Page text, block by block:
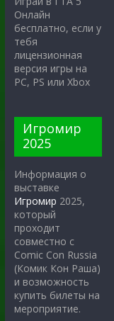
Онлайн
бесплатно, если у
тебя
лицензионная
версия игры на
PC, PS или Xbox
Игромир
2025
Информация о
выставке
Игромир 2025,
который
проходит
совместно с
Comic Con Russia
(Комик Кон Раша)
и возможность
купить билеты на
мероприятие.